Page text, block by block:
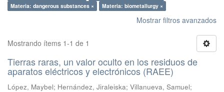
Materia: dangerous substances ×
Materia: biometallurgy ×
Mostrar filtros avanzados
Mostrando ítems 1-1 de 1
Tierras raras, un valor oculto en los residuos de
aparatos eléctricos y electrónicos (RAEE)
López, Maybel; Hernández, Jiraleiska; Villanueva, Samuel;